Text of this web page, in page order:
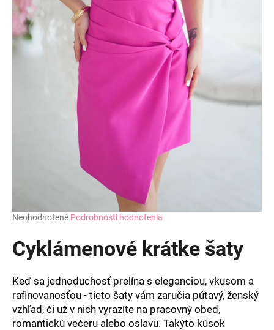
Priemerné
produktu
je
5
hviezdičiek.
Neohodnotené Podrobnosti hodnotenia
Cyklámenové krátke šaty
Keď sa jednoduchosť prelína s eleganciou, vkusom a
rafinovanosťou - tieto šaty vám zaručia pútavý, ženský
vzhľad, či už v nich vyrazíte na pracovný obed,
romantickú večeru alebo oslavu. Takýto kúsok